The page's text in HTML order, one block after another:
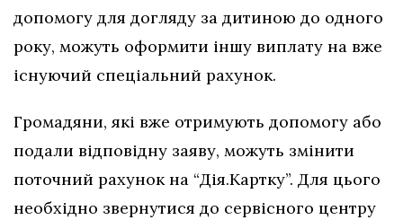
допомогу для догляду за дитиною до одного
року, можуть оформити іншу виплату на вже
існуючий спеціальний рахунок.
Громадяни, які вже отримують допомогу або
подали відповідну заяву, можуть змінити
поточний рахунок на “Дія.Картку”. Для цього
необхідно звернутися до сервісного центру